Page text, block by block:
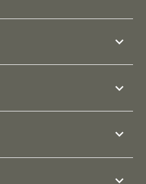
expand_more
expand_more
expand_more
expand_more